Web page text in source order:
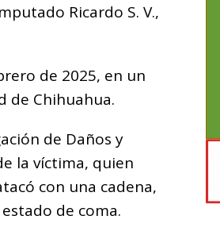
Ricardo S. V.,
de 2025, en un
de Chihuahua.
de Daños y
la víctima, quien
con una cadena,
de coma.